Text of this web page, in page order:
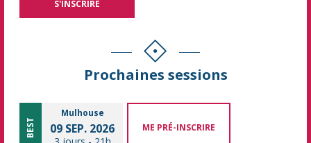
Prochaines sessions
BEST
Mulhouse
09 SEP. 2026 ME PRÉ-INSCRIRE